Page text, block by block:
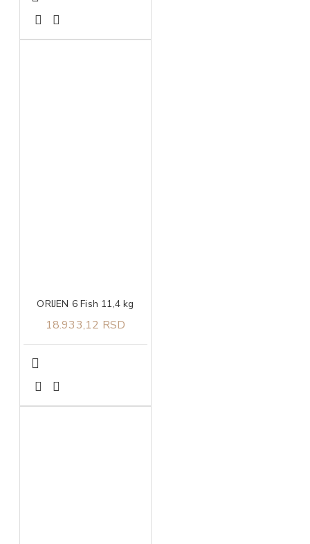
ORIJEN 6 Fish 11,4 kg
18.933,12 RSD